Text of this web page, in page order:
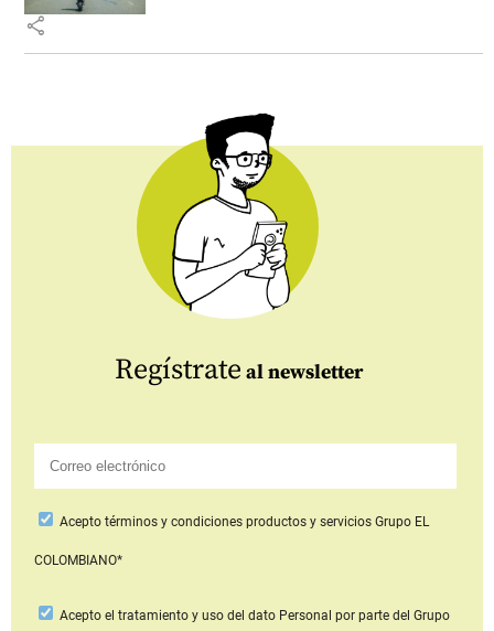
share
Regístrate al newsletter
Aceptotérminos y condiciones productos y serviciosGrupo EL
COLOMBIANO*
Acepto el tratamiento y uso del dato Personal por parte del Grupo